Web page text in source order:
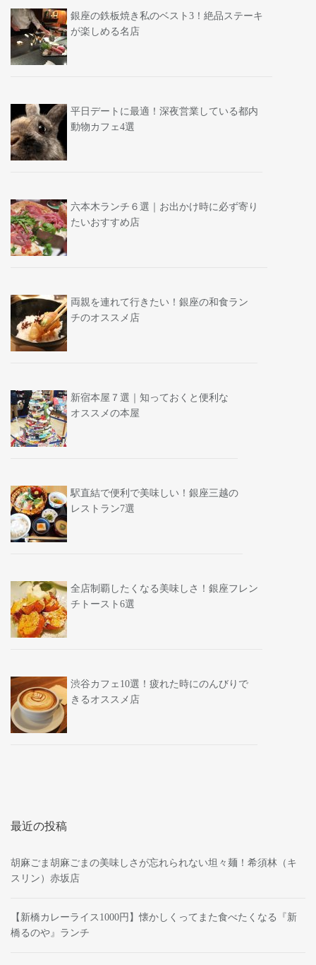
銀座の鉄板焼き私のベスト3！絶品ステーキ
が楽しめる名店
平日デートに最適！深夜営業している都内
動物カフェ4選
六本木ランチ６選｜お出かけ時に必ず寄り
たいおすすめ店
両親を連れて行きたい！銀座の和食ラン
チのオススメ店
新宿本屋７選｜知っておくと便利な
オススメの本屋
駅直結で便利で美味しい！銀座三越の
レストラン7選
全店制覇したくなる美味しさ！銀座フレン
チトースト6選
渋谷カフェ10選！疲れた時にのんびりで
きるオススメ店
最近の投稿
胡麻ごま胡麻ごまの美味しさが忘れられない坦々麺！希須林（キ
スリン）赤坂店
【新橋カレーライス1000円】懐かしくってまた食べたくなる『新
橋るのや』ランチ